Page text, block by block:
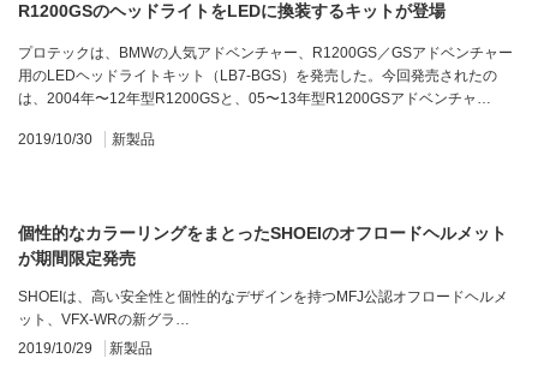
R1200GSのヘッドライトをLEDに換装するキットが登場
プロテックは、BMWの人気アドベンチャー、R1200GS／GSアドベンチャー
用のLEDヘッドライトキット（LB7-BGS）を発売した。今回発売されたの
は、2004年〜12年型R1200GSと、05〜13年型R1200GSアドベンチャ…
2019/10/30 新製品
個性的なカラーリングをまとったSHOEIのオフロードヘルメット
が期間限定発売
SHOEIは、高い安全性と個性的なデザインを持つMFJ公認オフロードヘルメ
ット、VFX-WRの新グラ…
2019/10/29
新製品